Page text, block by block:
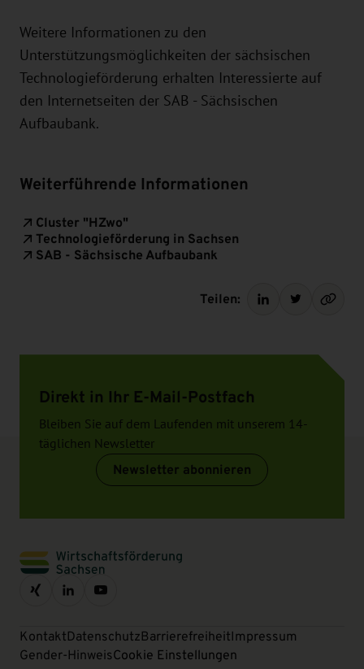
Weitere Informationen zu den
Unterstützungsmöglichkeiten der sächsischen
Technologieförderung erhalten Interessierte auf
den Internetseiten der SAB - Sächsischen
Aufbaubank.
Weiterführende Informationen
Cluster "HZwo"
Technologieförderung in Sachsen
SAB - Sächsische Aufbaubank
Teilen:
Direkt in Ihr E-Mail-Postfach
Bleiben Sie auf dem Laufenden mit unserem 14-
täglichen Newsletter
Newsletter abonnieren
KontaktDatenschutzBarrierefreiheitImpressum
Gender-HinweisCookie Einstellungen